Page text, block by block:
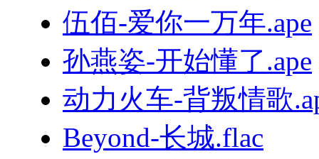
伍佰-爱你一万年.ape
孙燕姿-开始懂了.ape
动力火车-背叛情歌
Beyond-长城.flac